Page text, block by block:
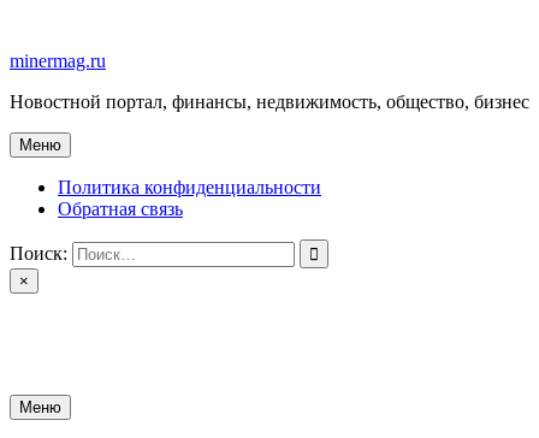
содержимому
minermag.ru
Новостной портал, финансы, недвижимость, общество, бизнес
Меню
Политика конфиденциальности
Обратная связь
Поиск:
×
Меню